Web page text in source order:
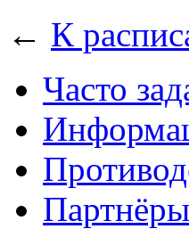
← К
Часто